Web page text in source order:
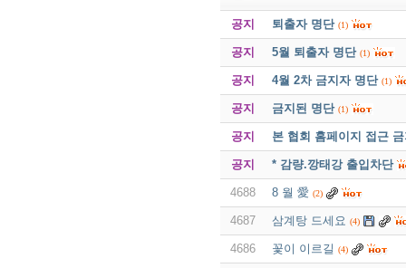
공지 퇴출자 명단 (1)
공지 5월 퇴출자 명단 (1)
공지 4월 2차 금지자 명단 (1)
공지 금지된 명단 (1)
공지 본 협회 홈페이지 접근
공지 * 감량.깡태강 출입차단
4688 8 월 愛 (2)
4687 삼계탕 드세요 (4)
4686 꽃이 이르길 (4)